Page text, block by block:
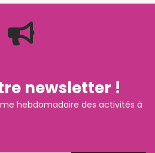
newsletter !
hebdomadaire des activités à